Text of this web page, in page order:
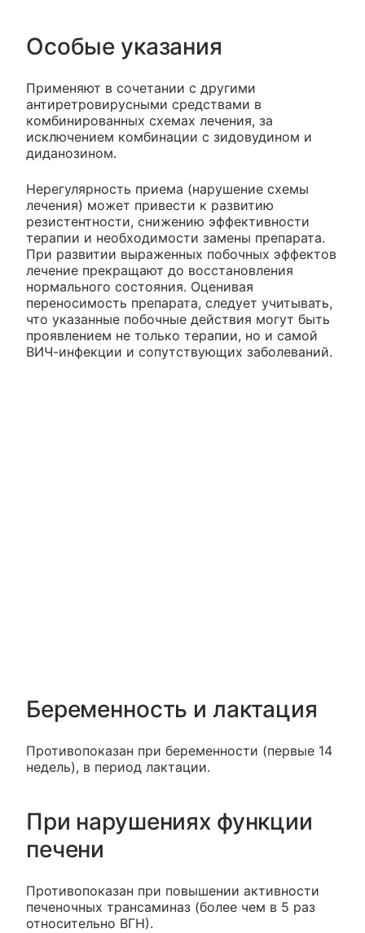
Особые указания
Применяют в сочетании с другими
антиретровирусными средствами в
комбинированных схемах лечения, за
исключением комбинации с зидовудином и
диданозином.
Нерегулярность приема (нарушение схемы
лечения) может привести к развитию
резистентности, снижению эффективности
терапии и необходимости замены препарата.
При развитии выраженных побочных эффектов
лечение прекращают до восстановления
нормального состояния. Оценивая
переносимость препарата, следует учитывать,
что указанные побочные действия могут быть
проявлением не только терапии, но и самой
ВИЧ-инфекции и сопутствующих заболеваний.
Беременность и лактация
Противопоказан при беременности (первые 14
недель), в период лактации.
При нарушениях функции
печени
Противопоказан при повышении активности
печеночных трансаминаз (более чем в 5 раз
относительно ВГН).